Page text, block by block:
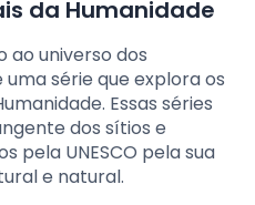
da Humanidade
ao universo dos
série que explora os
Essas séries
dos sítios e
pela UNESCO pela sua
e natural.